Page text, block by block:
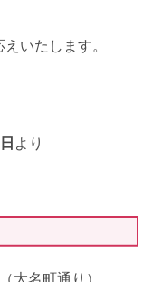
いたします。
より
大名町通り）